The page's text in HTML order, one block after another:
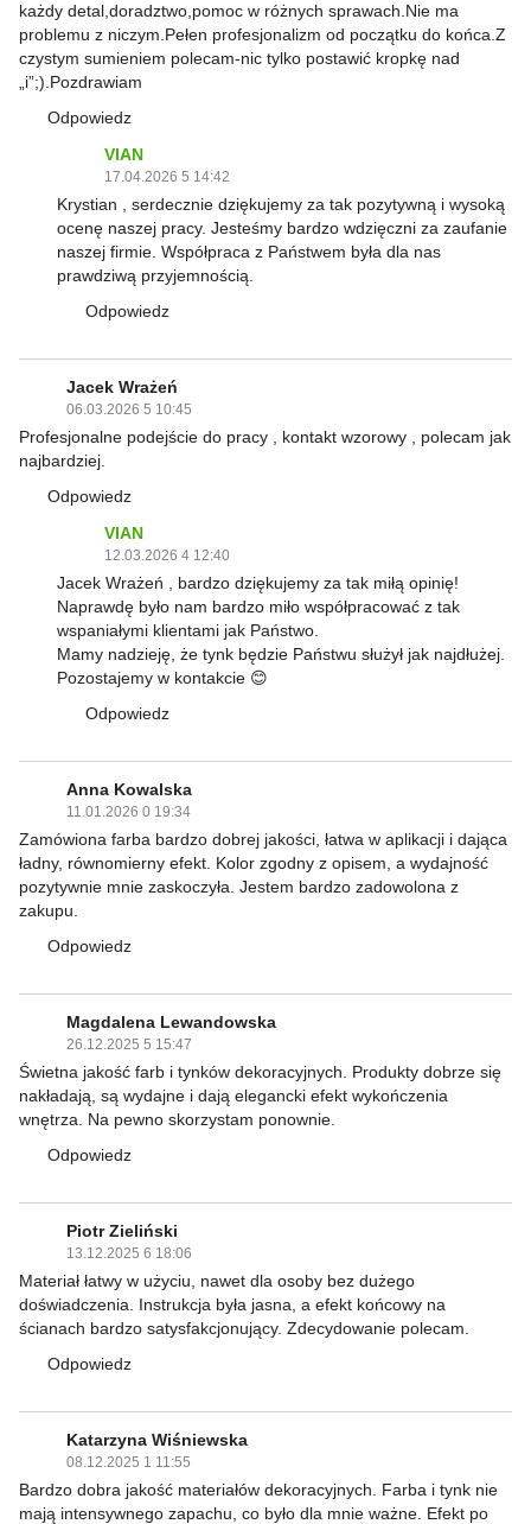
każdy detal,doradztwo,pomoc w różnych sprawach.Nie ma
problemu z niczym.Pełen profesjonalizm od początku do końca.Z
czystym sumieniem polecam-nic tylko postawić kropkę nad
„i”;).Pozdrawiam
Odpowiedz
VIAN
17.04.2026 5 14:42
Krystian , serdecznie dziękujemy za tak pozytywną i wysoką
ocenę naszej pracy. Jesteśmy bardzo wdzięczni za zaufanie
naszej firmie. Współpraca z Państwem była dla nas
prawdziwą przyjemnością.
Odpowiedz
Jacek Wrażeń
06.03.2026 5 10:45
Profesjonalne podejście do pracy , kontakt wzorowy , polecam jak
najbardziej.
Odpowiedz
VIAN
12.03.2026 4 12:40
Jacek Wrażeń , bardzo dziękujemy za tak miłą opinię!
Naprawdę było nam bardzo miło współpracować z tak
wspaniałymi klientami jak Państwo.
Mamy nadzieję, że tynk będzie Państwu służył jak najdłużej.
Pozostajemy w kontakcie 😊
Odpowiedz
Anna Kowalska
11.01.2026 0 19:34
Zamówiona farba bardzo dobrej jakości, łatwa w aplikacji i dająca
ładny, równomierny efekt. Kolor zgodny z opisem, a wydajność
pozytywnie mnie zaskoczyła. Jestem bardzo zadowolona z
zakupu.
Odpowiedz
Magdalena Lewandowska
26.12.2025 5 15:47
Świetna jakość farb i tynków dekoracyjnych. Produkty dobrze się
nakładają, są wydajne i dają elegancki efekt wykończenia
wnętrza. Na pewno skorzystam ponownie.
Odpowiedz
Piotr Zieliński
13.12.2025 6 18:06
Materiał łatwy w użyciu, nawet dla osoby bez dużego
doświadczenia. Instrukcja była jasna, a efekt końcowy na
ścianach bardzo satysfakcjonujący. Zdecydowanie polecam.
Odpowiedz
Katarzyna Wiśniewska
08.12.2025 1 11:55
Bardzo dobra jakość materiałów dekoracyjnych. Farba i tynk nie
mają intensywnego zapachu, co było dla mnie ważne. Efekt po